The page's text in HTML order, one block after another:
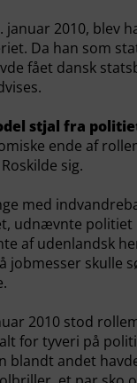
januar 2010, blev
Da han som
fået dansk
stjal fra
ende af
sig.
med
udnævnte politiet
af udenlandsk
jobmesser skulle
2010 stod
for tyveri på
blandt andet